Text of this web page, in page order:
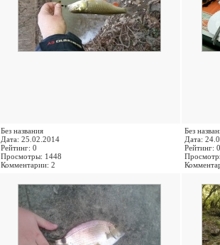
Без названия
Дата: 25.02.2014
Рейтинг: 0
Просмотры: 1448
Комментарии: 2
Без
Дата:
Рейтинг: 0